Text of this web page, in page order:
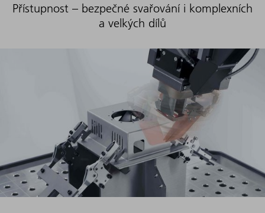
Přístupnost – bezpečné svařování i komplexních
a velkých dílů